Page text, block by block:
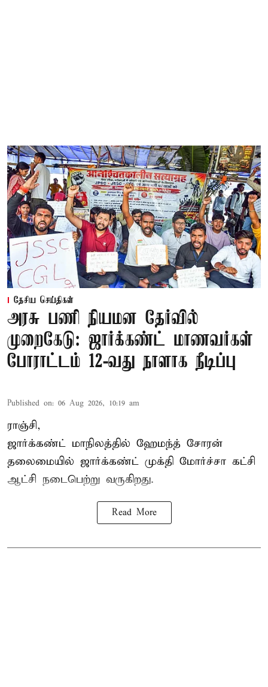
தேசிய செய்திகள்
அரசு பணி நியமன தேர்வில்
முறைகேடு: ஜார்க்கண்ட் மாணவர்கள்
போராட்டம் 12-வது நாளாக நீடிப்பு
Published on: 06 Aug 2026, 10:19 am
ராஞ்சி,
ஜார்க்கண்ட் மாநிலத்தில் ஹேமந்த் சோரன்
தலைமையில் ஜார்க்கண்ட் முக்தி மோர்ச்சா கட்சி
ஆட்சி நடைபெற்று வருகிறது.
Read More